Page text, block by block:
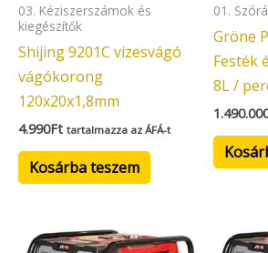
03. Kéziszerszámok és
kiegészítők
Shijing 9201C vizesvágó
vágókorong
120x20x1,8mm
4.990Ft tartalmazza az ÁFÁ-t
Kosárba teszem
01.
Gröne
Festék
8L /